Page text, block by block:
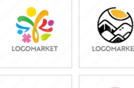
49,800円
(税込54,780円)
49,800円
(税込54,780円)